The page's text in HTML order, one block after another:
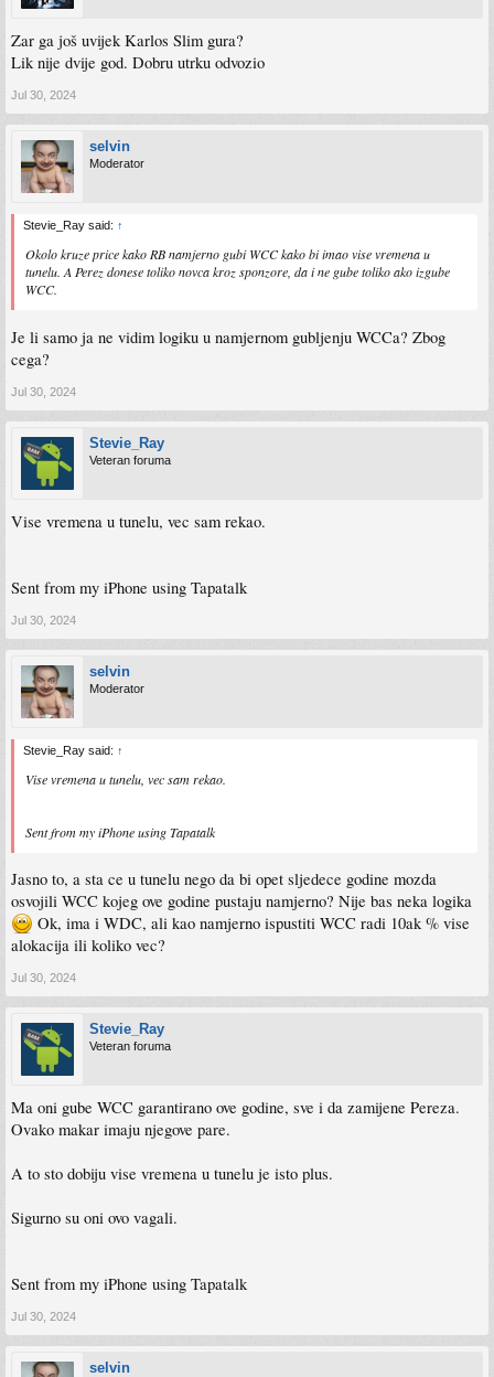
Zar ga još uvijek Karlos Slim gura?
Lik nije dvije god. Dobru utrku odvozio
Jul 30, 2024
selvin
Moderator
Stevie_Ray said: ↑
Okolo kruze price kako RB namjerno gubi WCC kako bi imao vise vremena u
tunelu. A Perez donese toliko novca kroz sponzore, da i ne gube toliko ako izgube
WCC.
Je li samo ja ne vidim logiku u namjernom gubljenju WCCa? Zbog
cega?
Jul 30, 2024
Stevie_Ray
Veteran foruma
Vise vremena u tunelu, vec sam rekao.
Sent from my iPhone using Tapatalk
Jul 30, 2024
selvin
Moderator
Stevie_Ray said: ↑
Vise vremena u tunelu, vec sam rekao.
Sent from my iPhone using Tapatalk
Jasno to, a sta ce u tunelu nego da bi opet sljedece godine mozda
osvojili WCC kojeg ove godine pustaju namjerno? Nije bas neka logika
Ok, ima i WDC, ali kao namjerno ispustiti WCC radi 10ak % vise
alokacija ili koliko vec?
Jul 30, 2024
Stevie_Ray
Veteran foruma
Ma oni gube WCC garantirano ove godine, sve i da zamijene Pereza.
Ovako makar imaju njegove pare.
A to sto dobiju vise vremena u tunelu je isto plus.
Sigurno su oni ovo vagali.
Sent from my iPhone using Tapatalk
Jul 30, 2024
selvin